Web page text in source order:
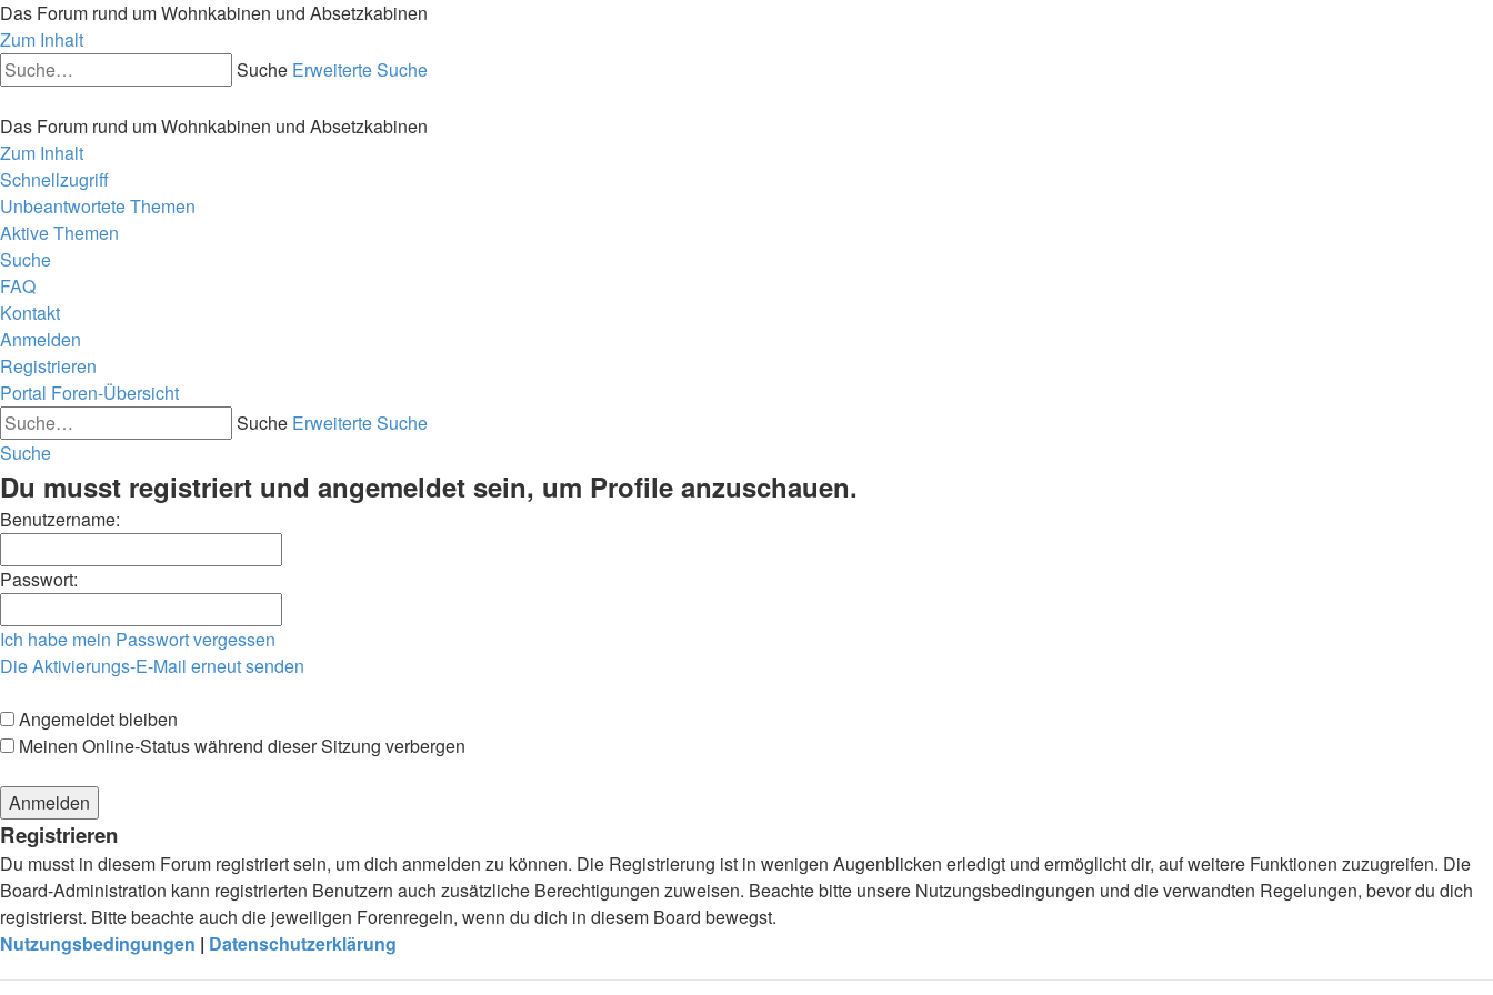
Das Forum rund um Wohnkabinen und Absetzkabinen
Zum Inhalt
Suche Erweiterte Suche
Das Forum rund um Wohnkabinen und Absetzkabinen
Zum Inhalt
Schnellzugriff
Unbeantwortete Themen
Aktive Themen
Suche
FAQ
Kontakt
Anmelden
Registrieren
Portal Foren-Übersicht
Suche Erweiterte Suche
Suche
Du musst registriert und angemeldet sein, um Profile anzuschauen.
Benutzername:
Passwort:
Ich habe mein Passwort vergessen
Die Aktivierungs-E-Mail erneut senden
Angemeldet bleiben
Meinen Online-Status während dieser Sitzung verbergen
Registrieren
Du musst in diesem Forum registriert sein, um dich anmelden zu können. Die Registrierung ist in wenigen Augenblicken erledigt und ermöglicht dir, auf weitere Funktionen zuzugreifen. Die
Board-Administration kann registrierten Benutzern auch zusätzliche Berechtigungen zuweisen. Beachte bitte unsere Nutzungsbedingungen und die verwandten Regelungen, bevor du dich
registrierst. Bitte beachte auch die jeweiligen Forenregeln, wenn du dich in diesem Board bewegst.
Nutzungsbedingungen | Datenschutzerklärung